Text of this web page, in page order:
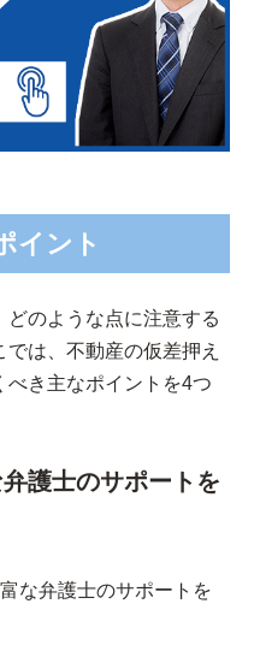
イント
のような点に注意する
は、不動産の仮差押え
べき主なポイントを4つ
護士のサポートを
な弁護士のサポートを